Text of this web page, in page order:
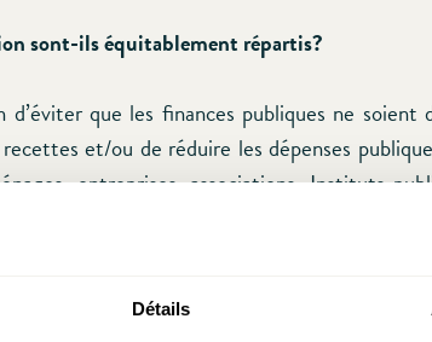
Détails
sont-ils équitablement répartis?
d’éviter que les finances publiques ne soient
recettes et/ou de réduire les dépenses
entreprises, associations, Instituts
de « faire feu de tout bois » ait été
à contribution, et les plus de 250